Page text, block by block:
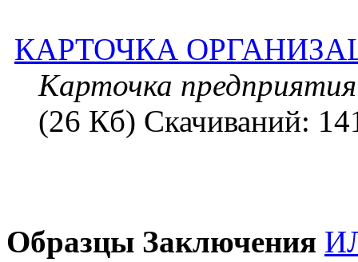
КАРТОЧКА
Карточка
(26 Кб) Скачиваний:
Образцы Заключения